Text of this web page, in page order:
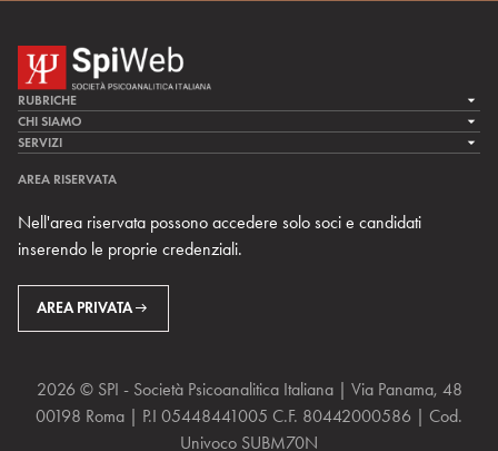
RUBRICHE
LA CURA
LA RICERCA
MULTIMEDIA
CHI SIAMO
LA SPI
TEAM DI SPIWEB
CONTATTI
RIVISTE
SERVIZI
ARCHIVIO STORICO
AREA RISERVATA
Nell'area riservata possono accedere solo soci e candidati
inserendo le proprie credenziali.
AREA PRIVATA
2026 © SPI - Società Psicoanalitica Italiana | Via Panama, 48
00198 Roma | P.I 05448441005 C.F. 80442000586 | Cod.
Univoco SUBM70N